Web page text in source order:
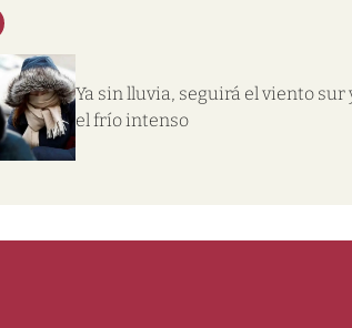
Ya sin lluvia, seguirá el viento sur
el frío intenso